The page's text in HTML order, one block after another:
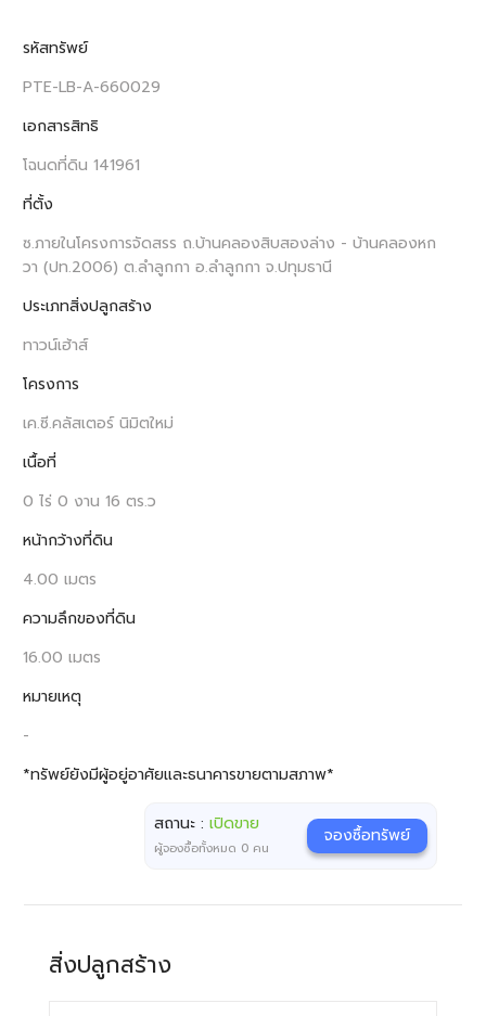
รหัสทรัพย์
PTE-LB-A-660029
เอกสารสิทธิ
โฉนดที่ดิน 141961
ที่ตั้ง
ซ.ภายในโครงการจัดสรร ถ.บ้านคลองสิบสองล่าง - บ้านคลองหก
วา (ปท.2006) ต.ลำลูกกา อ.ลำลูกกา จ.ปทุมธานี
ประเภทสิ่งปลูกสร้าง
ทาวน์เฮ้าส์
โครงการ
เค.ซี.คลัสเตอร์ นิมิตใหม่
เนื้อที่
0 ไร่ 0 งาน 16 ตร.ว
หน้ากว้างที่ดิน
4.00 เมตร
ความลึกของที่ดิน
16.00 เมตร
หมายเหตุ
-
*ทรัพย์ยังมีผู้อยู่อาศัยและธนาคารขายตามสภาพ*
สถานะ :เปิดขาย
ผู้จองซื้อทั้งหมด 0 คน
จองซื้อทรัพย์
สิ่งปลูกสร้าง